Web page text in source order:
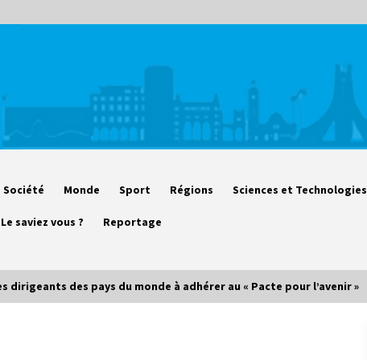
Société Monde Sport Régions Sciences et Technologies
Le saviez vous ? Reportage
dirigeants des pays du monde à adhérer au « Pacte pour l’avenir »